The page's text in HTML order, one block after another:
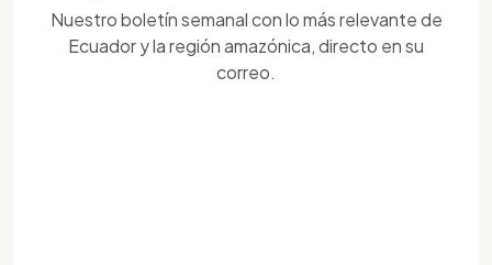
Nuestro boletín semanal con lo más relevante de
Ecuador y la región amazónica, directo en su
correo.